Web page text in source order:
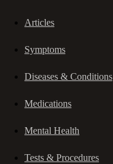
Articles
Symptoms
Diseases & Conditions
Medications
Mental Health
Tests & Procedures